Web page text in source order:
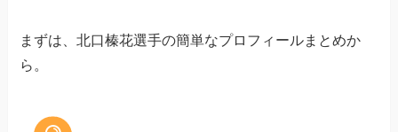
まずは、北口榛花選手の簡単なプロフィールまとめか
ら。